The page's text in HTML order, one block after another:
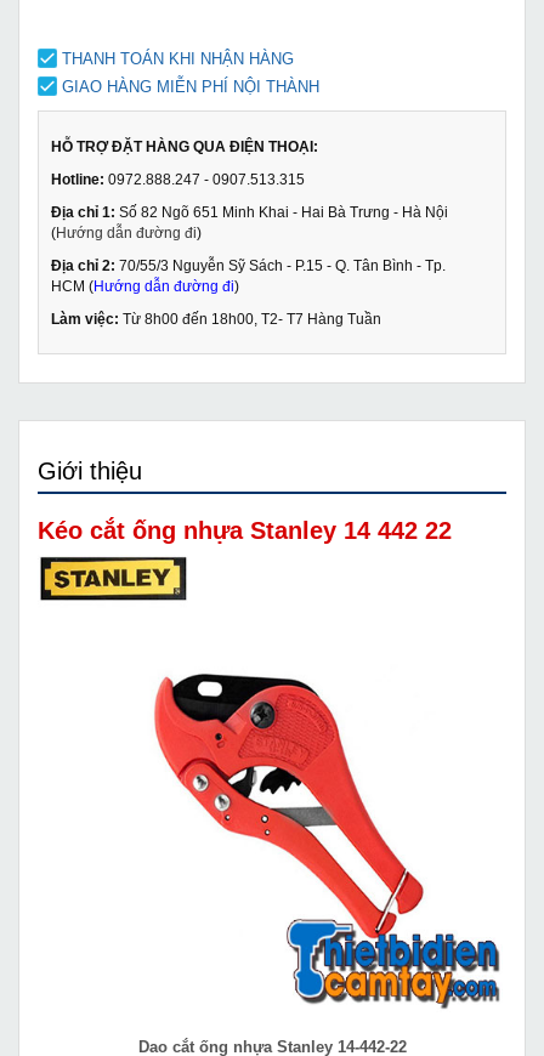
THANH TOÁN KHI NHẬN HÀNG
GIAO HÀNG MIỄN PHÍ NỘI THÀNH
HỖ TRỢ ĐẶT HÀNG QUA ĐIỆN THOẠI:
Hotline: 0972.888.247 - 0907.513.315
Địa chỉ 1: Số 82 Ngõ 651 Minh Khai - Hai Bà Trưng - Hà Nội
(Hướng dẫn đường đi)
Địa chỉ 2: 70/55/3 Nguyễn Sỹ Sách - P.15 - Q. Tân Bình - Tp.
HCM (Hướng dẫn đường đi)
Làm việc: Từ 8h00 đến 18h00, T2- T7 Hàng Tuần
Giới thiệu
Kéo cắt ống nhựa Stanley 14 442 22
Dao cắt ống nhựa Stanley 14-442-22